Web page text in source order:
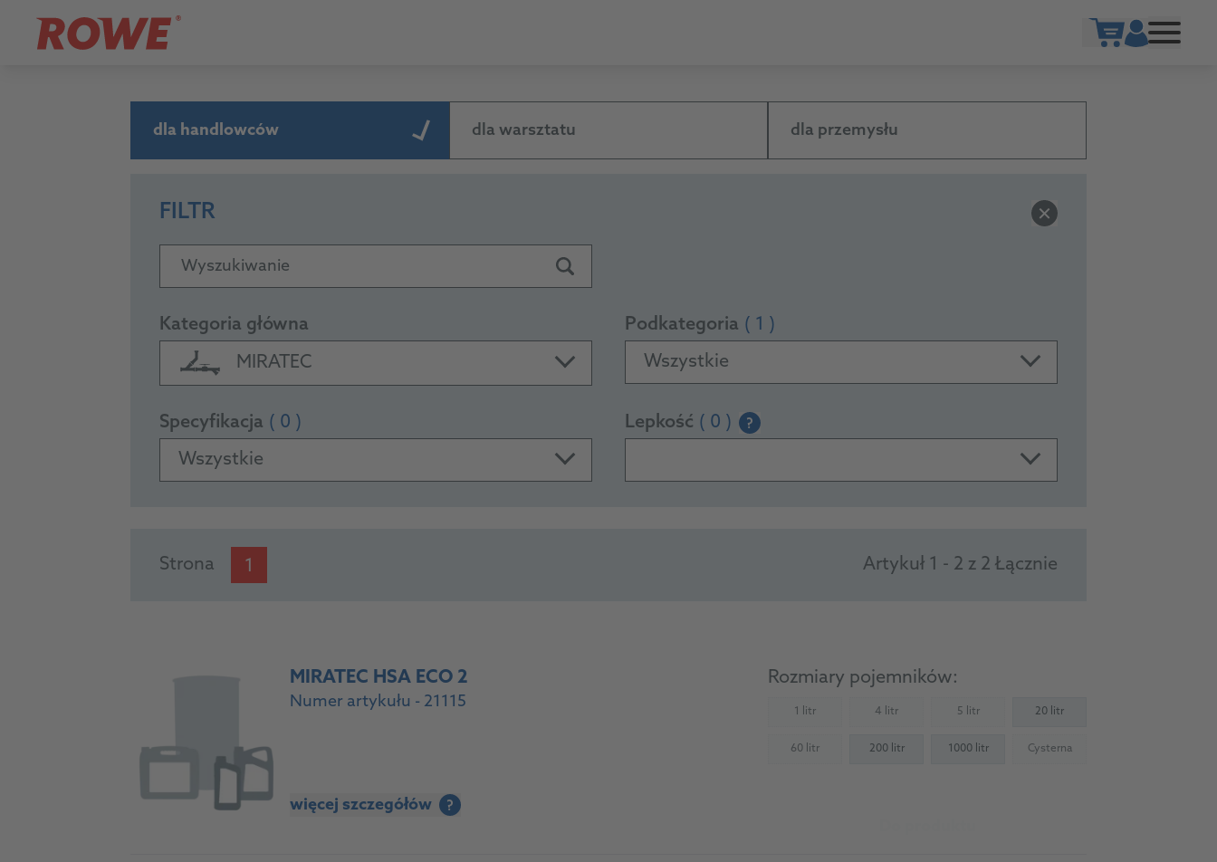
dla handlowców dla warsztatu dla przemysłu
FILTR
Wyszukiwanie
Kategoria główna
MIRATEC
Podkategoria ( 1 )
Wszystkie
Specyfikacja ( 0 )
Wszystkie
Lepkość ( 0 ) ?
PRODUCTS
Strona 1 Artykuł 1 - 2 z 2 Łącznie
MIRATEC HSA ECO 2
Numer artykułu - 21115
więcej szczegółów ?
Rozmiary pojemników:
1 litr(Not available) 4 litr(Not available) 5 litr(Not available)20 litr
60 litr(Not available)200 litr 1000 litr Cysterna
(Not available)